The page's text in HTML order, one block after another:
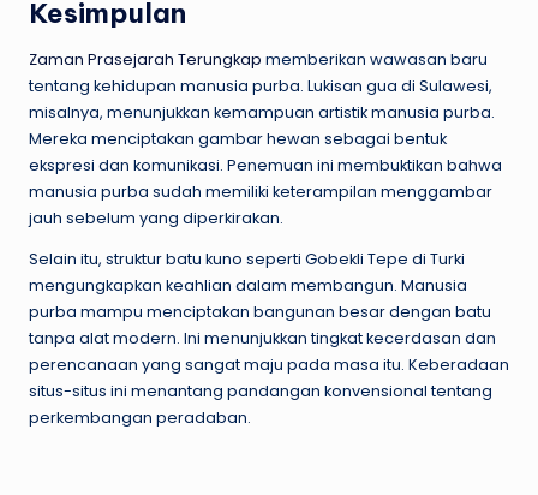
Kesimpulan
Zaman Prasejarah Terungkap memberikan wawasan baru
tentang kehidupan manusia purba. Lukisan gua di Sulawesi,
misalnya, menunjukkan kemampuan artistik manusia purba.
Mereka menciptakan gambar hewan sebagai bentuk
ekspresi dan komunikasi. Penemuan ini membuktikan bahwa
manusia purba sudah memiliki keterampilan menggambar
jauh sebelum yang diperkirakan.
Selain itu, struktur batu kuno seperti Gobekli Tepe di Turki
mengungkapkan keahlian dalam membangun. Manusia
purba mampu menciptakan bangunan besar dengan batu
tanpa alat modern. Ini menunjukkan tingkat kecerdasan dan
perencanaan yang sangat maju pada masa itu. Keberadaan
situs-situs ini menantang pandangan konvensional tentang
perkembangan peradaban.